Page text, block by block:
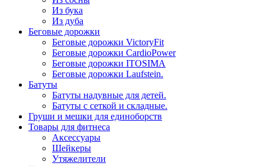
Из бука
Из дуба
Беговые дорожки
Беговые дорожки VictoryFit
Беговые дорожки CardioPower
Беговые дорожки ITOSIMA
Беговые дорожки Laufstein.
Батуты
Батуты надувные для детей.
Батуты с сеткой и складные.
Груши и мешки для единоборств
Товары для фитнеса
Aксессуары
Шейкеры
Утяжелители